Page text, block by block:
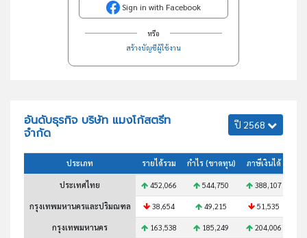
Sign in with Facebook
หรือ
สร้างบัญชีผู้ใช้งาน
อันดับธุรกิจ บริษัท แมงโก้สตรีท
จำกัด
ปี 2568
ประเภท รายได้รวม กำไร (ขาดทุน) ภาษีเงินได้
ประเทศไทย 452,066 544,750 388,107
กรุงเทพมหานครและปริมณฑล 38,654 49,215 51,535
กรุงเทพมหานคร 163,538 185,249 204,006